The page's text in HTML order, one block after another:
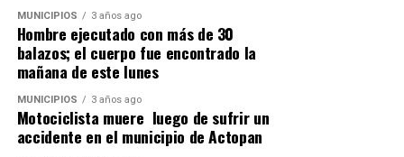
MUNICIPIOS 3 años ago
Hombre ejecutado con más de 30
balazos; el cuerpo fue encontrado la
mañana de este lunes
MUNICIPIOS 3 años ago
Motociclista muere luego de sufrir un
accidente en el municipio de Actopan